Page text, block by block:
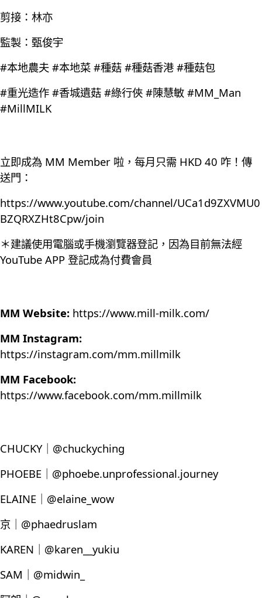
剪接：林亦
監製：甄俊宇
#本地農夫 #本地菜 #種菇 #種菇香港 #種菇包
#重光造作 #香城遺菇 #綠行俠 #陳慧敏 #MM_Man
#MillMILK
立即成為 MM Member 啦，每月只需 HKD 40 咋！傳
送門：
https://www.youtube.com/channel/UCa1d9ZXVMU0
BZQRXZHt8Cpw/join
＊建議使用電腦或手機瀏覽器登記，因為目前無法經
YouTube APP 登記成為付費會員
MM Website: https://www.mill-milk.com/
MM Instagram:
https://instagram.com/mm.millmilk
MM Facebook:
https://www.facebook.com/mm.millmilk
CHUCKY｜@chuckyching
PHOEBE｜@phoebe.unprofessional.journey
ELAINE｜@elaine_wow
京｜@phaedruslam
KAREN｜@karen__yukiu
SAM｜@midwin_